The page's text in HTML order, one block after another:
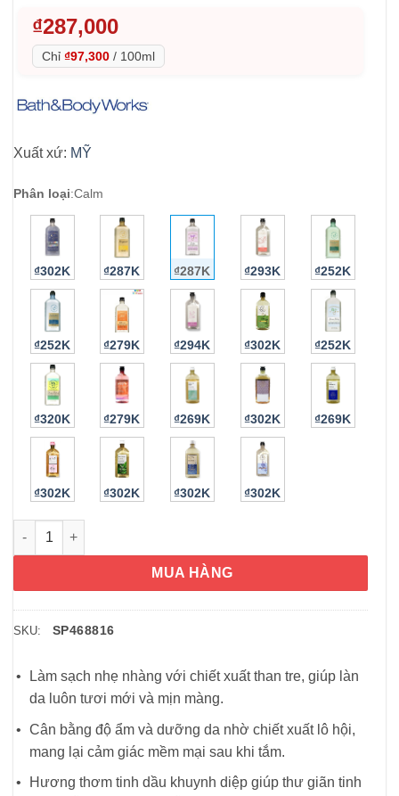
₫287,000
Chỉ ₫97,300 / 100ml
Xuất xứ: MỸ
Phân loại:Calm
₫302K ₫287K ₫287K ₫293K ₫252K
₫252K ₫279K ₫294K ₫302K ₫252K
₫320K ₫279K ₫269K ₫302K ₫269K
₫302K ₫302K ₫302K ₫302K
Sữa tắm Bath&Body Works Aromatherapy Calm 295ml số lượng
MUA HÀNG
SKU: SP468816
Làm sạch nhẹ nhàng với chiết xuất than tre, giúp làn
da luôn tươi mới và mịn màng.
Cân bằng độ ẩm và dưỡng da nhờ chiết xuất lô hội,
mang lại cảm giác mềm mại sau khi tắm.
Hương thơm tinh dầu khuynh diệp giúp thư giãn tinh